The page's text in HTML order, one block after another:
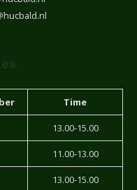
Time
13.00-15.00
11.00-13.00
13.00-15.00